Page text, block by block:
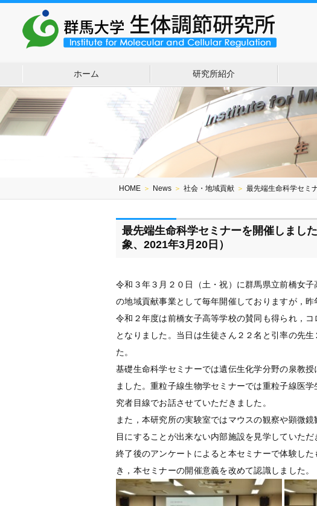
ホーム 研究所紹介
HOME ＞ News ＞ 社会・地域貢献 ＞ 最先端生命科学セミ
最先端生命科学セミナーを開催しまし
象、2021年3月20日）
令和３年３月２０日（土・祝）に群馬県立前橋女
の地域貢献事業として毎年開催しておりますが，
令和２年度は前橋女子高等学校の賛同も得られ，
となりました。当日は生徒さん２２名と引率の先
た。
基礎生命科学セミナーでは遺伝生化学分野の泉教
ました。重粒子線生物学セミナーでは重粒子線医
究者目線でお話させていただきました。
また，本研究所の実験室ではマウスの観察や顕微
目にすることが出来ない内部施設を見学していただ
終了後のアンケートによると本セミナーで体験し
き，本セミナーの開催意義を改めて認識しました。